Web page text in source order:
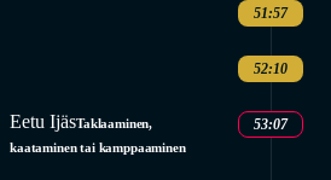
51:57
52:10
Eetu IjäsTaklaaminen,
kaataminen tai kamppaaminen
53:07